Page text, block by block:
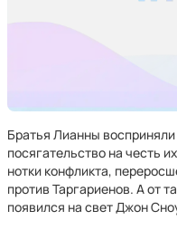
Братья Лианны
посягательство на честь
нотки конфликта,
против Таргариенов. А от
появился на свет Джон